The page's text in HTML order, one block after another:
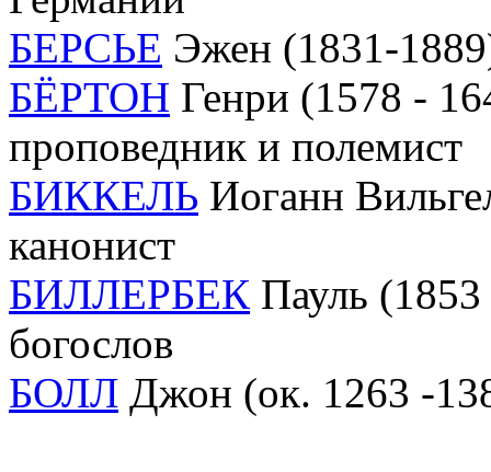
БЕРСЬЕ Эжен (1831-
БЁРТОН Генри (1578 -
проповедник и полемист
БИККЕЛЬ Иоганн
канонист
БИЛЛЕРБЕК Пауль
богослов
БОЛЛ Джон (ок. 1263 -